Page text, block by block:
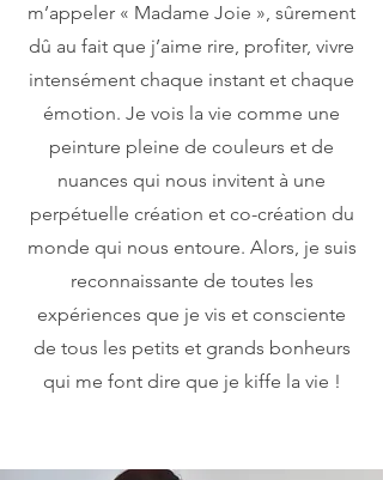
m’appeler « Madame Joie », sûrement
dû au fait que j’aime rire, profiter, vivre
intensément chaque instant et chaque
émotion. Je vois la vie comme une
peinture pleine de couleurs et de
nuances qui nous invitent à une
perpétuelle création et co-création du
monde qui nous entoure. Alors, je suis
reconnaissante de toutes les
expériences que je vis et consciente
de tous les petits et grands bonheurs
qui me font dire que je kiffe la vie !